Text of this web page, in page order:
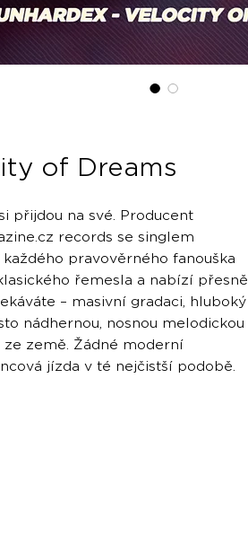
of Dreams
přijdou na své. Producent
records se singlem
pravověrného fanouška
řemesla a nabízí přesně
– masivní gradaci, hluboký
nádhernou, nosnou melodickou
ze země. Žádné moderní
jízda v té nejčistší podobě.